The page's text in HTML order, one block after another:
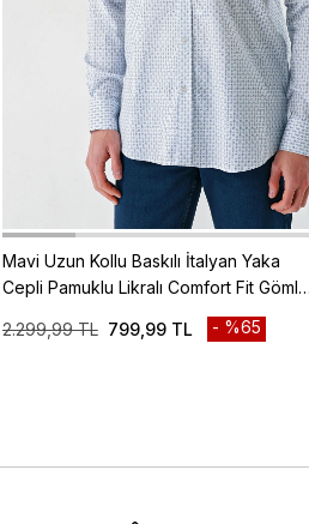
Mavi Uzun Kollu Baskılı İtalyan Yaka
Cepli Pamuklu Likralı Comfort Fit Gömlek
799,99 TL
2.299,99 TL %65